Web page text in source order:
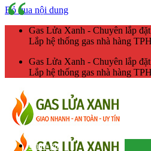
Bỏ qua nội dung
Gas Lửa Xanh - Chuyên lắp
Lắp hệ thống gas nhà hàng
Gas Lửa Xanh - Chuyên lắp
Lắp hệ thống gas nhà hàng
Giao gas